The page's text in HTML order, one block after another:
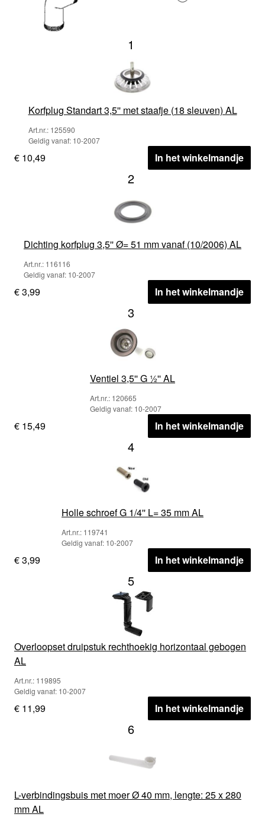
1
Korfplug Standart 3,5'' met staafje (18 sleuven) AL
Art.nr.: 125590
Geldig vanaf: 10-2007
€ 10,49 In het winkelmandje
2
Dichting korfplug 3,5'' Ø= 51 mm vanaf (10/2006) AL
Art.nr.: 116116
Geldig vanaf: 10-2007
€ 3,99 In het winkelmandje
3
Ventiel 3,5'' G ½'' AL
Art.nr.: 120665
Geldig vanaf: 10-2007
€ 15,49 In het winkelmandje
4
Holle schroef G 1/4'' L= 35 mm AL
Art.nr.: 119741
Geldig vanaf: 10-2007
€ 3,99 In het winkelmandje
5
Overloopset druipstuk rechthoekig horizontaal gebogen
AL
Art.nr.: 119895
Geldig vanaf: 10-2007
€ 11,99 In het winkelmandje
6
L-verbindingsbuis met moer Ø 40 mm, lengte: 25 x 280
mm AL